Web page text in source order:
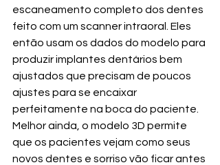
escaneamento completo dos dentes
feito com um scanner intraoral. Eles
então usam os dados do modelo para
produzir implantes dentários bem
ajustados que precisam de poucos
ajustes para se encaixar
perfeitamente na boca do paciente.
Melhor ainda, o modelo 3D permite
que os pacientes vejam como seus
novos dentes e sorriso vão ficar antes